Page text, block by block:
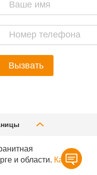
Вызвать
и области. Карта